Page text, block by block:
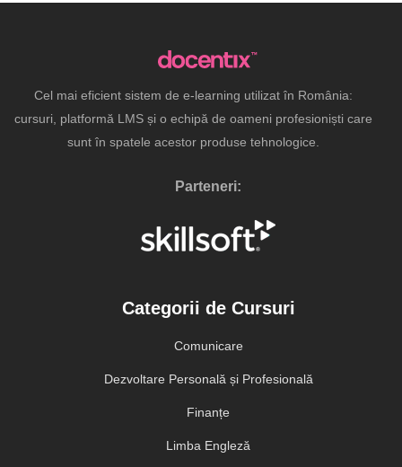
Cel mai eficient sistem de e-learning utilizat în România:
cursuri, platformă LMS și o echipă de oameni profesioniști care
sunt în spatele acestor produse tehnologice.
Parteneri:
Categorii de Cursuri
Comunicare
Dezvoltare Personală și Profesională
Finanțe
Limba Engleză